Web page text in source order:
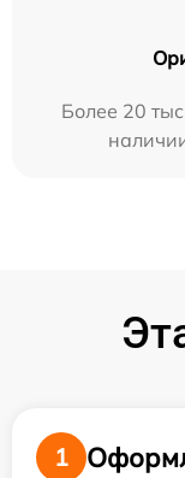
Более 20
1